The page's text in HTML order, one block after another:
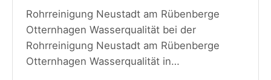
Rohrreinigung Neustadt am Rübenberge
Otternhagen Wasserqualität bei der
Rohrreinigung Neustadt am Rübenberge
Otternhagen Wasserqualität in…